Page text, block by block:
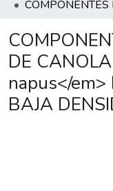
DE
napus</em>
BAJA